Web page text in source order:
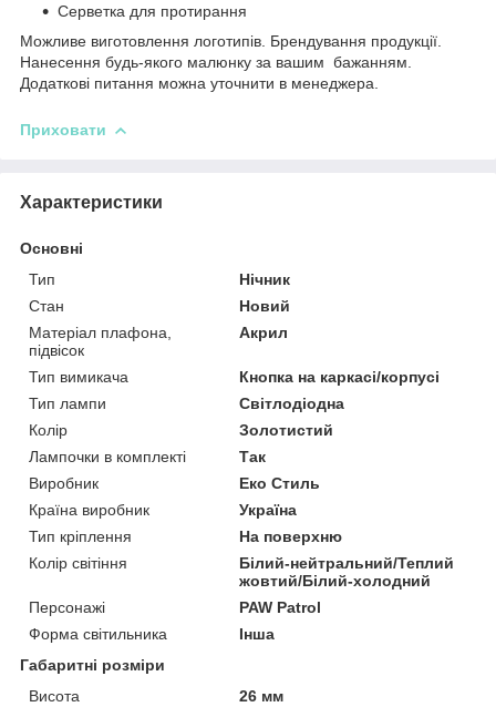
Серветка для протирання
Можливе виготовлення логотипів. Брендування продукції.
Нанесення будь-якого малюнку за вашим бажанням.
Додаткові питання можна уточнити в менеджера.
Приховати
Характеристики
Основні
Тип
Нічник
Стан
Новий
Матеріал плафона,
підвісок
Акрил
Тип вимикача
Кнопка на каркасі/корпусі
Тип лампи
Світлодіодна
Колір
Золотистий
Лампочки в комплекті
Так
Виробник
Еко Стиль
Країна виробник
Україна
Тип кріплення
На поверхню
Колір світіння
Білий-нейтральний/Теплий
жовтий/Білий-холодний
Персонажі
PAW Patrol
Форма світильника
Інша
Габаритні розміри
Висота
26 мм